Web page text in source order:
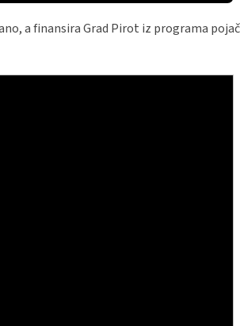
a finansira Grad Pirot iz programa